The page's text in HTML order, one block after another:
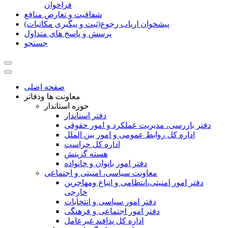
فراخوان
شفافیت و تعارض منافع
پیشخوان ارباب رجوع(ثبت و پیگیری مکاتبات)
پرسش و پاسخ های متداول
جستجو
صفحه اصلی
معاونت ها ودفاتر
حوزه استاندار
دفتر استاندار
دفتر بازرسی، مدیریت عملکرد و امور حقوقی
اداره کل روابط عمومی و امور بین الملل
اداره کل حراست
هسته گزینش
دفتر امور بانوان و خانواده
معاونت سیاسی، امنیتی و اجتماعی
دفتر امور امنيتی،انتظامی و اتباع ومهاجرین
خارجی
دفتر امور سیاسی و انتخابات
دفتر امور اجتماعی و فرهنگی
اداره کل پدافند غیرعامل